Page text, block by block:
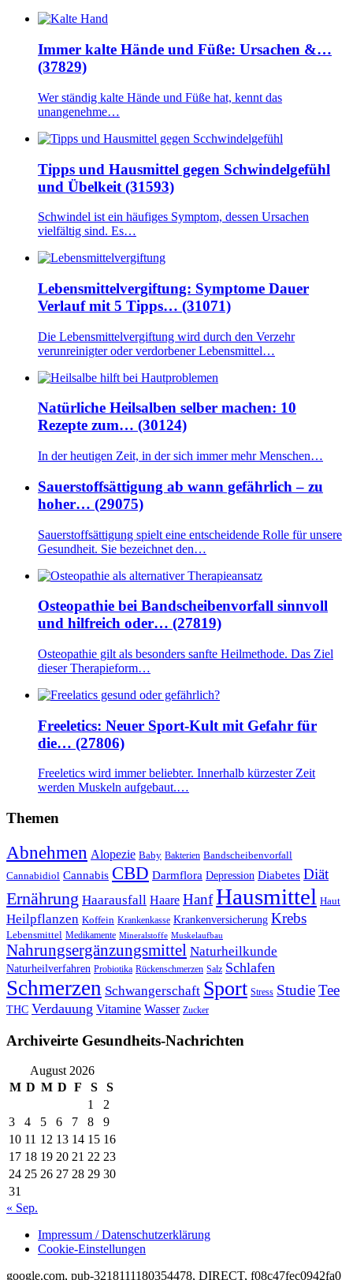
Immer kalte Hände und Füße: Ursachen &…
(37829)
Wer ständig kalte Hände und Füße hat, kennt das
unangenehme…
Tipps und Hausmittel gegen Schwindelgefühl
und Übelkeit (31593)
Schwindel ist ein häufiges Symptom, dessen Ursachen
vielfältig sind. Es…
Lebensmittelvergiftung: Symptome Dauer
Verlauf mit 5 Tipps… (31071)
Die Lebensmittelvergiftung wird durch den Verzehr
verunreinigter oder verdorbener Lebensmittel…
Natürliche Heilsalben selber machen: 10
Rezepte zum… (30124)
In der heutigen Zeit, in der sich immer mehr Menschen…
Sauerstoffsättigung ab wann gefährlich – zu
hoher… (29075)
Sauerstoffsättigung spielt eine entscheidende Rolle für unsere
Gesundheit. Sie bezeichnet den…
Osteopathie bei Bandscheibenvorfall sinnvoll
und hilfreich oder… (27819)
Osteopathie gilt als besonders sanfte Heilmethode. Das Ziel
dieser Therapieform…
Freeletics: Neuer Sport-Kult mit Gefahr für
die… (27806)
Freeletics wird immer beliebter. Innerhalb kürzester Zeit
werden Muskeln aufgebaut.…
Themen
Abnehmen Alopezie Baby Bakterien Bandscheibenvorfall
Cannabidiol Cannabis CBD Darmflora Depression Diabetes Diät
Ernährung Haarausfall Haare HanfHausmittel Haut
Heilpflanzen Koffein Krankenkasse Krankenversicherung Krebs
Lebensmittel Medikamente Mineralstoffe Muskelaufbau
Nahrungsergänzungsmittel Naturheilkunde
Naturheilverfahren Probiotika Rückenschmerzen Salz Schlafen
Schmerzen Schwangerschaft Sport Stress StudieTee
THC Verdauung Vitamine Wasser Zucker
Archiveirte Gesundheits-Nachrichten
August 2026
M D M D F S
S
1
2
3
4 5 6 7 8
9
10 11 12 13 14 15 16
17 18 19 20 21 22 23
24 25 26 27 28 29 30
31
« Sep.
Impressum / Datenschutzerklärung
Cookie-Einstellungen
google.com, pub-3218111180354478, DIRECT, f08c47fec0942fa0